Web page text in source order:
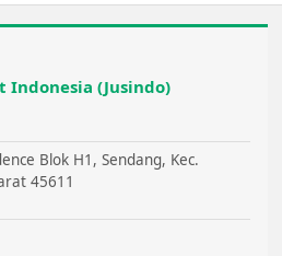
Indonesia (Jusindo)
Blok H1, Sendang, Kec.
45611